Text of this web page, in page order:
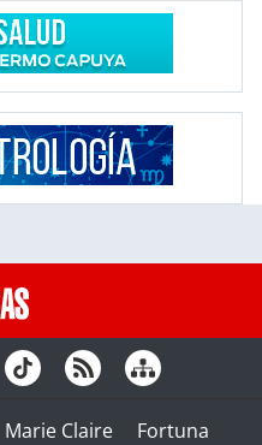
Marie Claire
Fortuna